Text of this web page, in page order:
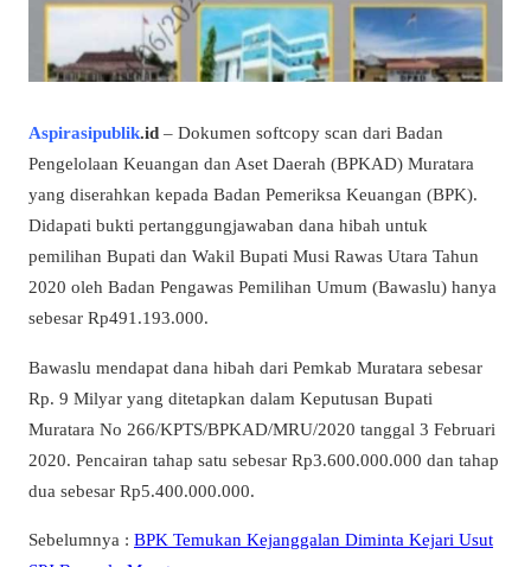
Aspirasipublik.id – Dokumen softcopy scan dari Badan
Pengelolaan Keuangan dan Aset Daerah (BPKAD) Muratara
yang diserahkan kepada Badan Pemeriksa Keuangan (BPK).
Didapati bukti pertanggungjawaban dana hibah untuk
pemilihan Bupati dan Wakil Bupati Musi Rawas Utara Tahun
2020 oleh Badan Pengawas Pemilihan Umum (Bawaslu) hanya
sebesar Rp491.193.000.
Bawaslu mendapat dana hibah dari Pemkab Muratara sebesar
Rp. 9 Milyar yang ditetapkan dalam Keputusan Bupati
Muratara No 266/KPTS/BPKAD/MRU/2020 tanggal 3 Februari
2020. Pencairan tahap satu sebesar Rp3.600.000.000 dan tahap
dua sebesar Rp5.400.000.000.
Sebelumnya : BPK Temukan Kejanggalan Diminta Kejari Usut